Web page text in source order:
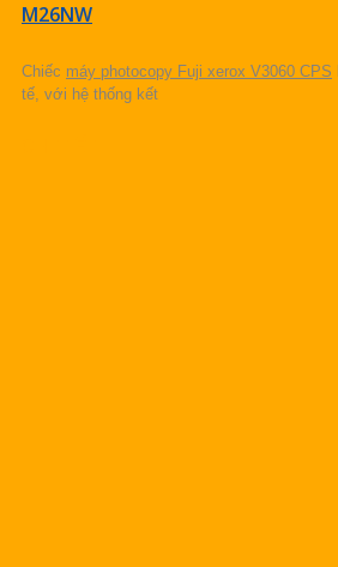
M26NW
Chiếc máy photocopy Fuji xerox V3060 CPS
tế, với hệ thống kết